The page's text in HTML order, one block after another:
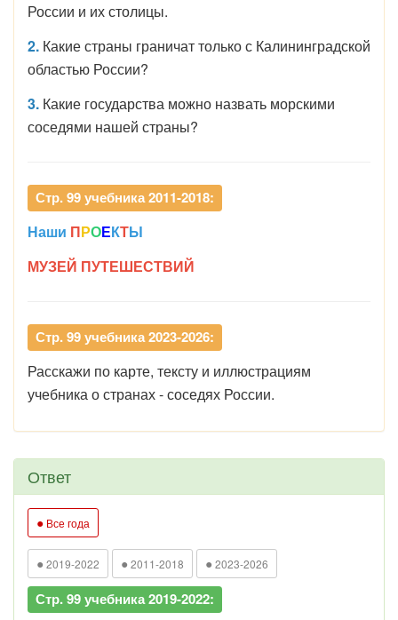
России и их столицы.
2. Какие страны граничат только с Калининградской
областью России?
3. Какие государства можно назвать морскими
соседями нашей страны?
Стр. 99 учебника 2011-2018:
Наши ПРОЕКТЫ
МУЗЕЙ ПУТЕШЕСТВИЙ
Стр. 99 учебника 2023-2026:
Расскажи по карте, тексту и иллюстрациям
учебника о странах - соседях России.
Ответ
● Все года
● 2019-2022 ● 2011-2018 ● 2023-2026
Стр. 99 учебника 2019-2022: